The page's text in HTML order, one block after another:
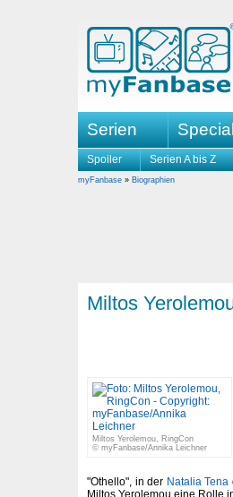
Serien
Spoiler Serien A bis Z
myFanbase » Biographien
Miltos
Miltos Yerolemou, RingCon
© myFanbase/Annika Leichner
"Othello", in der Natalia Tena
Miltos Yerolemou eine Rolle